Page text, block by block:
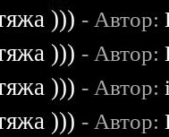
))) - Автор:
))) - Автор:
))) - Автор:
))) - Автор: